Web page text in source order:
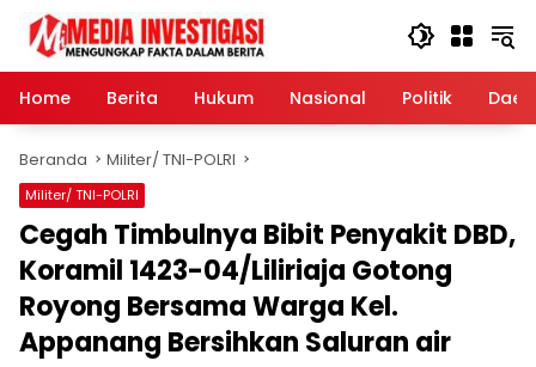
Langsung
konten
Home
Berita Hukum Nasional Politik
Beranda Militer/ TNI-POLRI
Militer/ TNI-POLRI
Cegah Timbulnya Bibit Penyakit DBD,
Koramil 1423-04/Liliriaja Gotong
Royong Bersama Warga Kel.
Appanang Bersihkan Saluran air